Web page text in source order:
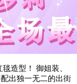
造型！ 御姐装、
出独一无二的出街